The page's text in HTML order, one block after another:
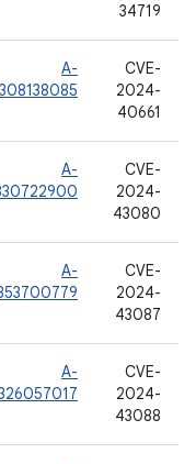
34719
CVE-
2024-
40661
A-
308138085
CVE-
2024-
43080
A-
CVE-
2024-
43087
A-
CVE-
2024-
43088
A-